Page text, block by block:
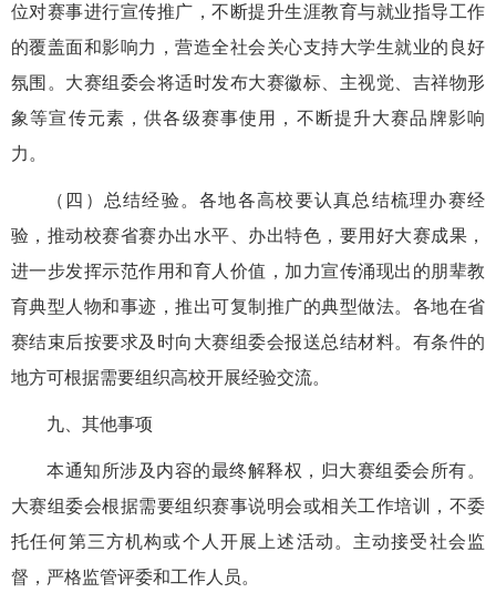
位对赛事进行宣传推广，不断提升生涯教育与就业指导工作
的覆盖面和影响力，营造全社会关心支持大学生就业的良好
氛围。大赛组委会将适时发布大赛徽标、主视觉、吉祥物形
象等宣传元素，供各级赛事使用，不断提升大赛品牌影响
力。
（四）总结经验。各地各高校要认真总结梳理办赛经
验，推动校赛省赛办出水平、办出特色，要用好大赛成果，
进一步发挥示范作用和育人价值，加力宣传涌现出的朋辈教
育典型人物和事迹，推出可复制推广的典型做法。各地在省
赛结束后按要求及时向大赛组委会报送总结材料。有条件的
地方可根据需要组织高校开展经验交流。
九、其他事项
本通知所涉及内容的最终解释权，归大赛组委会所有。
大赛组委会根据需要组织赛事说明会或相关工作培训，不委
托任何第三方机构或个人开展上述活动。主动接受社会监
督，严格监管评委和工作人员。